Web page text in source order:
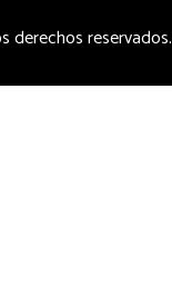
derechos reservados.